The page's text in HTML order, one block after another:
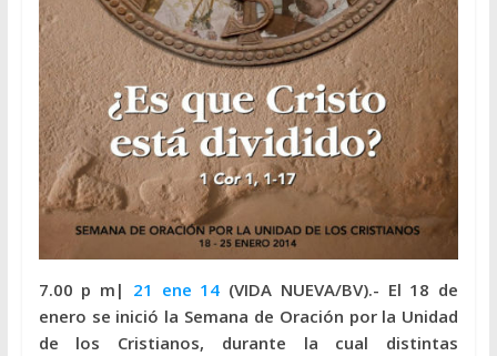
7.00 p m| 21 ene 14 (VIDA NUEVA/BV).- El 18 de
enero se inició la Semana de Oración por la Unidad
de los Cristianos, durante la cual distintas